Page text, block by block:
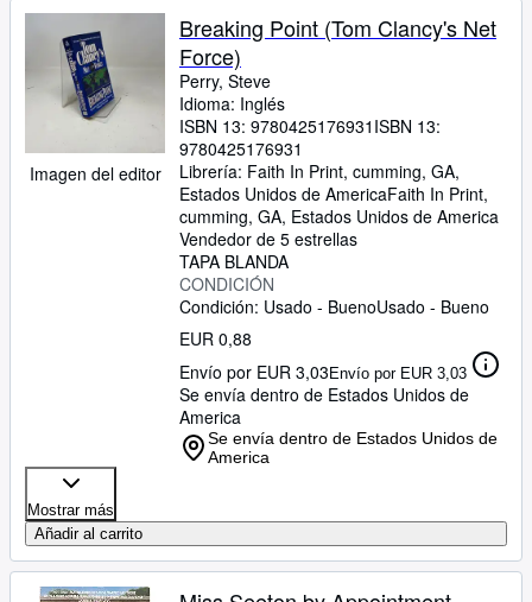
Libros antiguos
Arte y coleccionismo
Vendedores
Ayuda
CERRAR
Imagen del editor
Breaking Point (Tom Clancy's Net
Force)
Perry, Steve
Idioma: Inglés
ISBN 13: 9780425176931 ISBN 13:
9780425176931
Librería: Faith In Print, cumming, GA,
Estados Unidos de AmericaFaith In Print,
cumming, GA, Estados Unidos de America
Vendedor de 5 estrellas
TAPA BLANDA
CONDICIÓN
Condición: Usado - BuenoUsado - Bueno
EUR 0,88
Envío por EUR 3,03Envío por EUR 3,03
Se envía dentro de Estados Unidos de
America
Se envía dentro de Estados Unidos de
America
Mostrar más
Añadir al carrito